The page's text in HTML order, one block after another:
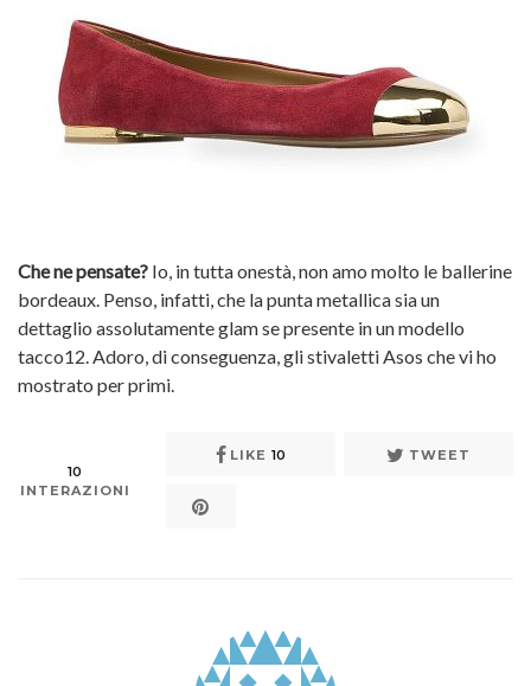
Che ne pensate? Io, in tutta onestà, non amo molto le ballerine
bordeaux. Penso, infatti, che la punta metallica sia un
dettaglio assolutamente glam se presente in un modello
tacco12. Adoro, di conseguenza, gli stivaletti Asos che vi ho
mostrato per primi.
10
INTERAZIONI
LIKE 10 TWEET